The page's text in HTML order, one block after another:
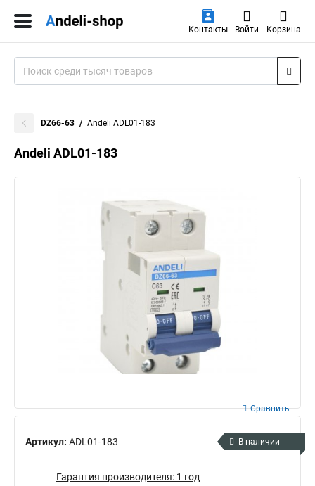
Контакты Войти Корзина
DZ66-63 Andeli ADL01-183
Andeli ADL01-183
Артикул: ADL01-183
Сравнить
В наличии
Гарантия производителя: 1 год